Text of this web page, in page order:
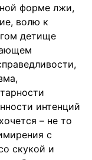
форме лжи,
волю к
детище
интенций
– не то
с
скукой и